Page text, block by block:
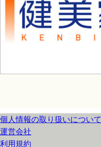
個人情報の取り扱いについて
運営会社
利用規約